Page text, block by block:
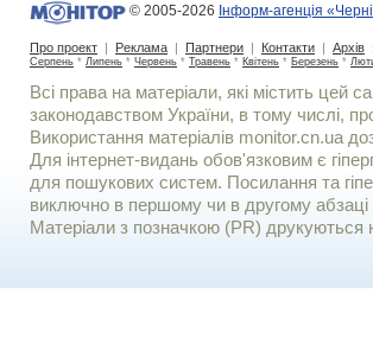
© 2005-2026 Інформ-агенція
Про проект | Реклама | Партнери | Контакти | Архів :
Серпень * Липень * Червень * Травень * Квітень * Березень *
Всі права на матеріали, які містить цей
законодавством України, в тому числі,
Використання матерiалiв monitor.cn.ua
Для iнтернет-видань обов'язковим є
для пошукових систем. Посилання та
виключно в першому чи в другому абзаці
Матеріали з позначкою (PR) друкуються